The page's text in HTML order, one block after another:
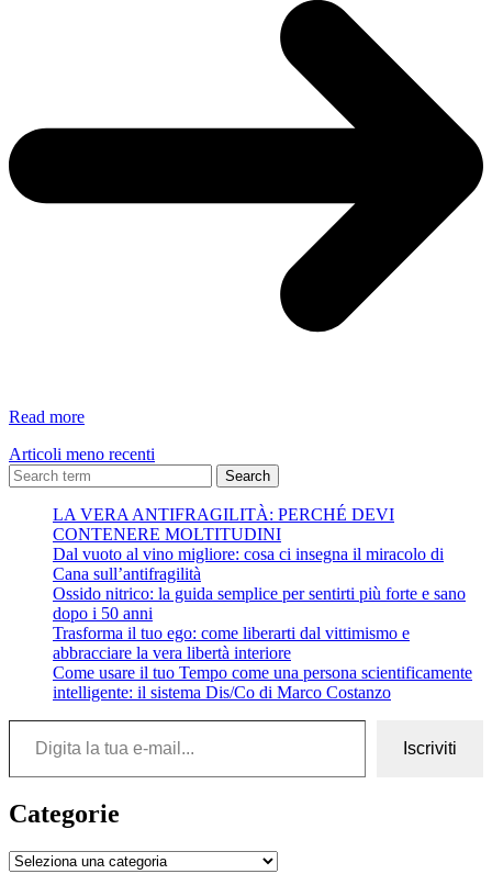
Read moreVolti
Erri
De
Articoli meno recenti
Search
LA VERA ANTIFRAGILITÀ: PERCHÉ DEVI
CONTENERE MOLTITUDINI
Dal vuoto al vino migliore: cosa ci insegna il miracolo di
Cana sull’antifragilità
Ossido nitrico: la guida semplice per sentirti più forte e sano
dopo i 50 anni
Trasforma il tuo ego: come liberarti dal vittimismo e
abbracciare la vera libertà interiore
Come usare il tuo Tempo come una persona scientificamente
intelligente: il sistema Dis/Co di Marco Costanzo
Digita la tua e-mail...
Iscriviti
Categorie
Categorie